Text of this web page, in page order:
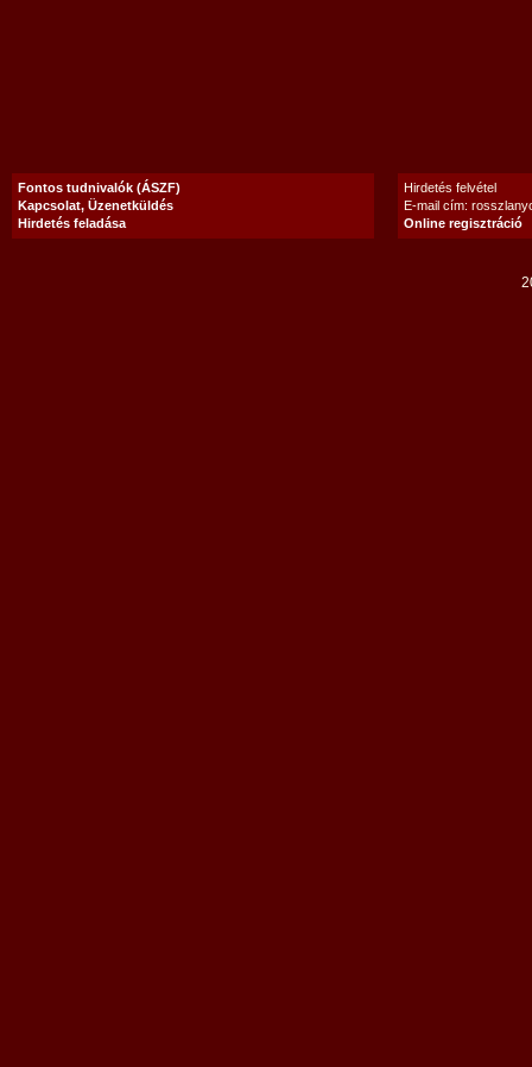
Fontos tudnivalók (ÁSZF)
Kapcsolat, Üzenetküldés
Hirdetés feladása
Hirdetés felvétel
E-mail cím:
Online regisztráció